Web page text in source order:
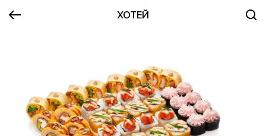
ХОТЕЙ